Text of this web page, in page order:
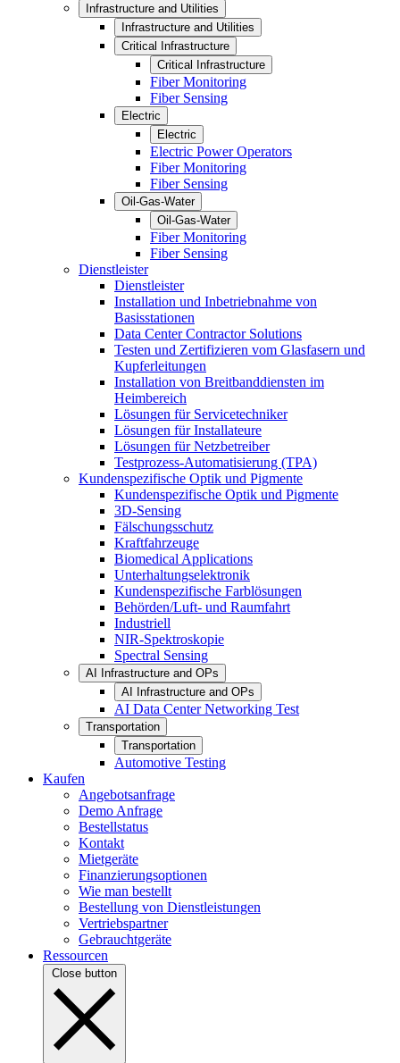
Infrastructure and Utilities
Infrastructure and Utilities
Critical Infrastructure
Critical Infrastructure
Fiber Monitoring
Fiber Sensing
Electric
Electric
Electric Power Operators
Fiber Monitoring
Fiber Sensing
Oil-Gas-Water
Oil-Gas-Water
Fiber Monitoring
Fiber Sensing
Dienstleister
Dienstleister
Installation und Inbetriebnahme von
Basisstationen
Data Center Contractor Solutions
Testen und Zertifizieren vom Glasfasern und
Kupferleitungen
Installation von Breitbanddiensten im
Heimbereich
Lösungen für Servicetechniker
Lösungen für Installateure
Lösungen für Netzbetreiber
Testprozess-Automatisierung (TPA)
Kundenspezifische Optik und Pigmente
Kundenspezifische Optik und Pigmente
3D-Sensing
Fälschungsschutz
Kraftfahrzeuge
Biomedical Applications
Unterhaltungselektronik
Kundenspezifische Farblösungen
Behörden/Luft- und Raumfahrt
Industriell
NIR-Spektroskopie
Spectral Sensing
AI Infrastructure and OPs
AI Infrastructure and OPs
AI Data Center Networking Test
Transportation
Transportation
Automotive Testing
Kaufen
Angebotsanfrage
Demo Anfrage
Bestellstatus
Kontakt
Mietgeräte
Finanzierungsoptionen
Wie man bestellt
Bestellung von Dienstleistungen
Vertriebspartner
Gebrauchtgeräte
Ressourcen
Close button